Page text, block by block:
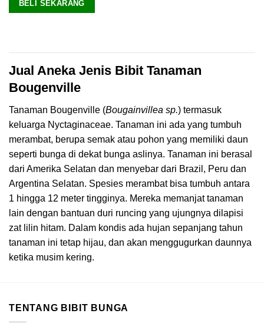
BELI SEKARANG
Jual Aneka Jenis Bibit Tanaman
Bougenville
Tanaman Bougenville (Bougainvillea sp.) termasuk
keluarga Nyctaginaceae. Tanaman ini ada yang tumbuh
merambat, berupa semak atau pohon yang memiliki daun
seperti bunga di dekat bunga aslinya. Tanaman ini berasal
dari Amerika Selatan dan menyebar dari Brazil, Peru dan
Argentina Selatan. Spesies merambat bisa tumbuh antara
1 hingga 12 meter tingginya. Mereka memanjat tanaman
lain dengan bantuan duri runcing yang ujungnya dilapisi
zat lilin hitam. Dalam kondis ada hujan sepanjang tahun
tanaman ini tetap hijau, dan akan menggugurkan daunnya
ketika musim kering.
TENTANG BIBIT BUNGA